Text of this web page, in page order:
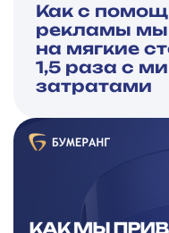
Как с
рекламы мы
на мягкие
1,5 раза с
затратами